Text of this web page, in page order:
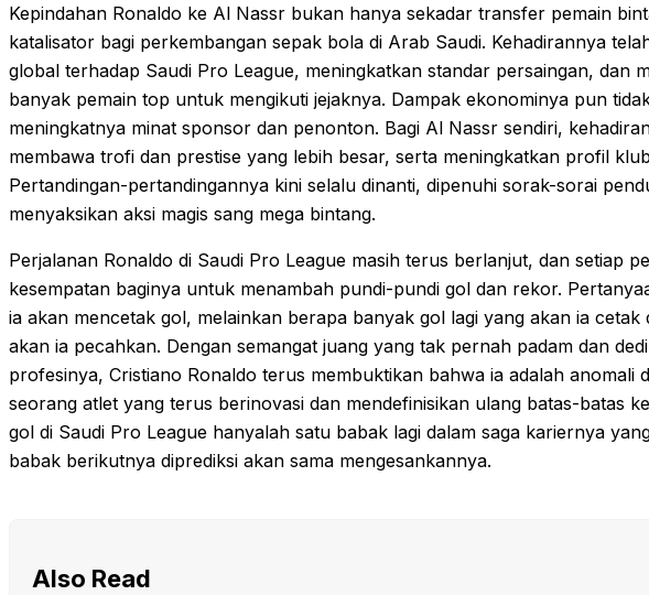
Kepindahan Ronaldo ke Al Nassr bukan hanya sekadar transfer pemain
katalisator bagi perkembangan sepak bola di Arab Saudi. Kehadirannya
global terhadap Saudi Pro League, meningkatkan standar persaingan, dan
banyak pemain top untuk mengikuti jejaknya. Dampak ekonominya pun
meningkatnya minat sponsor dan penonton. Bagi Al Nassr sendiri,
membawa trofi dan prestise yang lebih besar, serta meningkatkan profil
Pertandingan-pertandingannya kini selalu dinanti, dipenuhi sorak-sorai
menyaksikan aksi magis sang mega bintang.
Perjalanan Ronaldo di Saudi Pro League masih terus berlanjut, dan setiap
kesempatan baginya untuk menambah pundi-pundi gol dan rekor.
ia akan mencetak gol, melainkan berapa banyak gol lagi yang akan ia
akan ia pecahkan. Dengan semangat juang yang tak pernah padam dan
profesinya, Cristiano Ronaldo terus membuktikan bahwa ia adalah anomali
seorang atlet yang terus berinovasi dan mendefinisikan ulang batas-batas
gol di Saudi Pro League hanyalah satu babak lagi dalam saga kariernya
babak berikutnya diprediksi akan sama mengesankannya.
Also Read